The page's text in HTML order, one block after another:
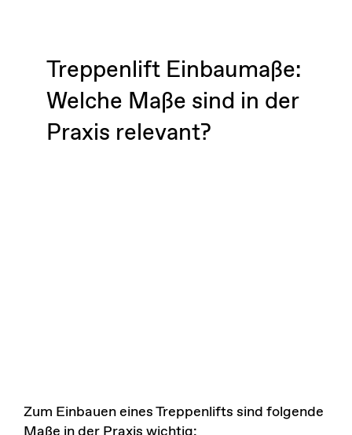
Treppenlift Einbaumaße:
Welche Maße sind in der
Praxis relevant?
Zum Einbauen eines Treppenlifts sind folgende